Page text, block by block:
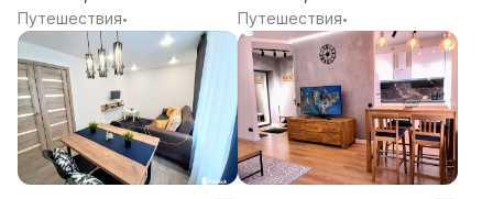
обл.
Путешествия•
обл.
Путешествия•